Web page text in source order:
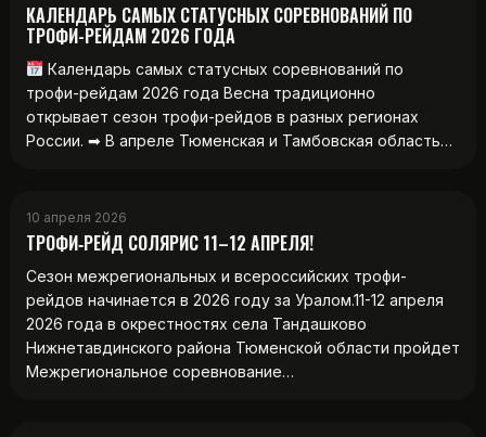
КАЛЕНДАРЬ САМЫХ СТАТУСНЫХ СОРЕВНОВАНИЙ ПО
ТРОФИ-РЕЙДАМ 2026 ГОДА
Календарь самых статусных соревнований по
трофи-рейдам 2026 года Весна традиционно
открывает сезон трофи-рейдов в разных регионах
России. ➡ В апреле Тюменская и Тамбовская область…
10 апреля 2026
ТРОФИ‑РЕЙД СОЛЯРИС 11–12 АПРЕЛЯ!
Сезон межрегиональных и всероссийских трофи-
рейдов начинается в 2026 году за Уралом.11-12 апреля
2026 года в окрестностях села Тандашково
Нижнетавдинского района Тюменской области пройдет
Межрегиональное соревнование…